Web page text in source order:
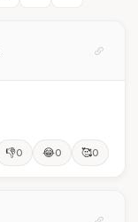
👎0 😂0 🥰0